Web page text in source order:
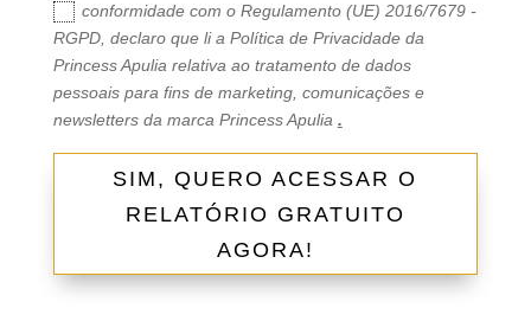
conformidade com o Regulamento (UE) 2016/7679 -
RGPD, declaro que li a Política de Privacidade da
Princess Apulia relativa ao tratamento de dados
pessoais para fins de marketing, comunicações e
newsletters da marca Princess Apulia .
SIM, QUERO ACESSAR O
RELATÓRIO GRATUITO
AGORA!